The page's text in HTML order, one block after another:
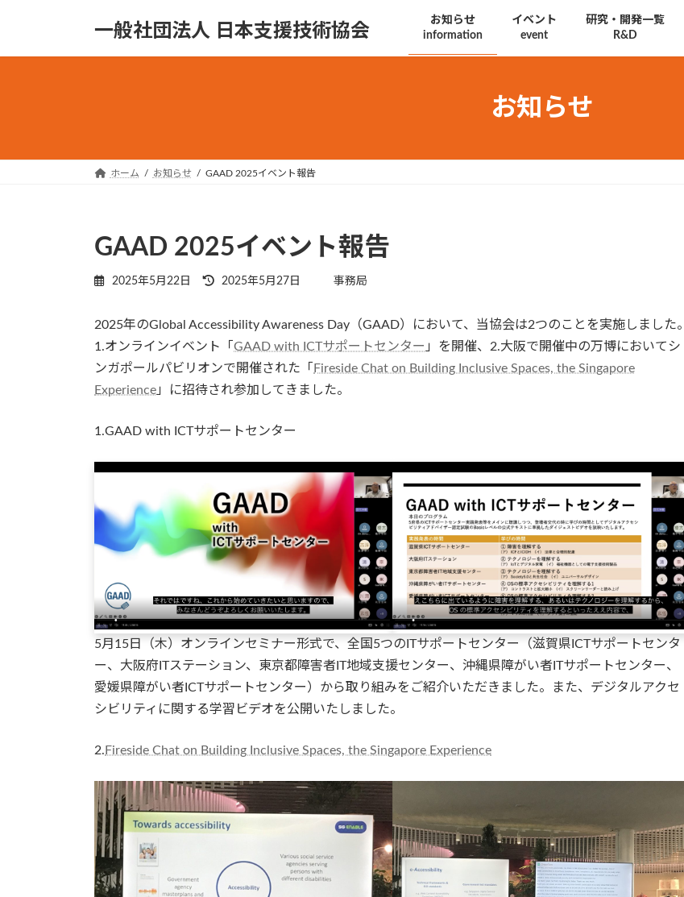
一般社団法人 日本支援技術協会
お知らせ
information
イベント
event
研究・開発一覧
R&D
お知らせ
ホーム お知らせ GAAD 2025イベント報告
GAAD 2025イベント報告
2025年5月22日
最
新
日
時
2025年5月27日 事務局
2025年のGlobal Accessibility Awareness Day（GAAD）において、当協会は2つのことを実施しました。
1.オンラインイベント「 GAAD with ICTサポートセンター 」を開催、2.大阪で開催中の万博においてシ
ンガポールパビリオンで開催された「 Fireside Chat on Building Inclusive Spaces, the Singapore
Experience 」に招待され参加してきました。
1.GAAD with ICTサポートセンター
5月15日（木）オンラインセミナー形式で、全国5つのITサポートセンター（滋賀県ICTサポートセンタ
ー、大阪府ITステーション、東京都障害者IT地域支援センター、沖縄県障がい者ITサポートセンター、
愛媛県障がい者ICTサポートセンター）から取り組みをご紹介いただきました。また、デジタルアクセ
シビリティに関する学習ビデオを公開いたしました。
2.Fireside Chat on Building Inclusive Spaces, the Singapore Experience